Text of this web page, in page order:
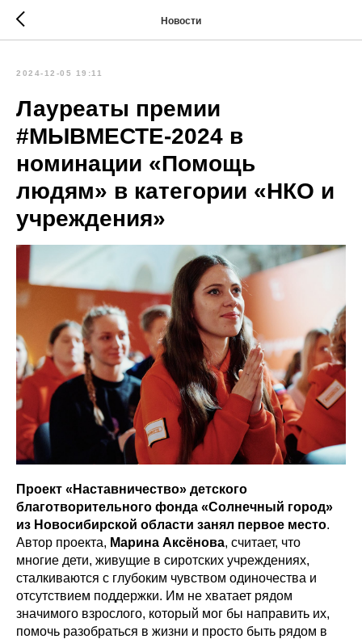
Новости
2024-12-05 19:11
Лауреаты премии
#МЫВМЕСТЕ-2024 в
номинации «Помощь
людям» в категории «НКО и
учреждения»
Проект «Наставничество» детского
благотворительного фонда «Солнечный город»
из Новосибирской области занял первое место.
Автор проекта, Марина Аксёнова, считает, что
многие дети, живущие в сиротских учреждениях,
сталкиваются с глубоким чувством одиночества и
отсутствием поддержки. Им не хватает рядом
значимого взрослого, который мог бы направить их,
помочь разобраться в жизни и просто быть рядом в